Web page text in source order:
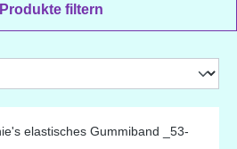
Produkte filtern